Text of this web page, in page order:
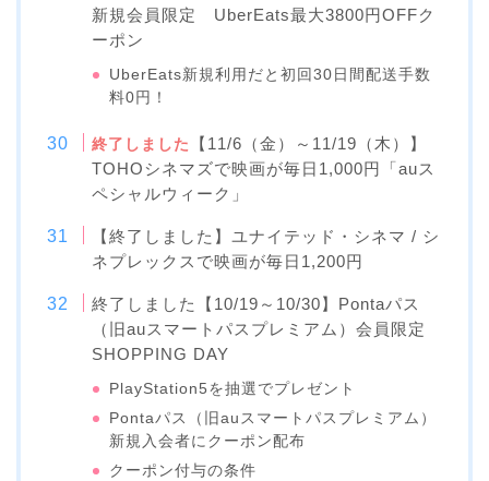
新規会員限定 UberEats最大3800円OFFク
ーポン
UberEats新規利用だと初回30日間配送手数
料0円！
終了しました
【11/6（金）～11/19（木）】
TOHOシネマズで映画が毎日1,000円「auス
ペシャルウィーク」
【終了しました】ユナイテッド・シネマ / シ
ネプレックスで映画が毎日1,200円
終了しました【10/19～10/30】Pontaパス
（旧auスマートパスプレミアム）会員限定
SHOPPING DAY
PlayStation5を抽選でプレゼント
Pontaパス（旧auスマートパスプレミアム）
新規入会者にクーポン配布
クーポン付与の条件